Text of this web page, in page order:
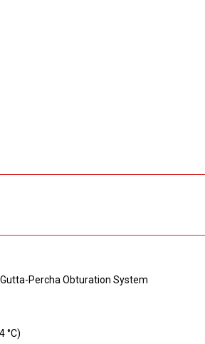
Percha Obturation System
°C)